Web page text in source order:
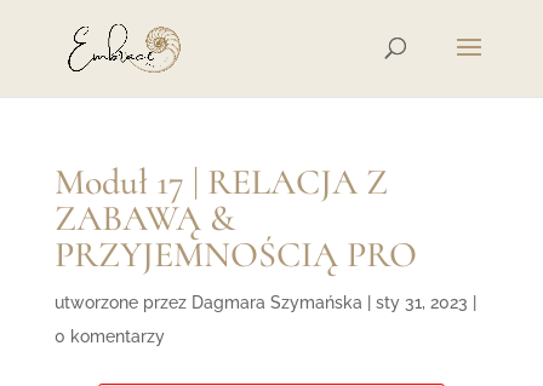
Moduł 17 | RELACJA Z
ZABAWĄ &
PRZYJEMNOŚCIĄ PRO
utworzone przez Dagmara Szymańska sty 31, 2023
0 komentarzy